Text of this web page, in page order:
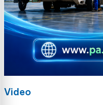
Video